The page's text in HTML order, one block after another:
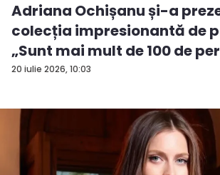
20 iulie 2026, 10:03
Adriana Ochișanu și-a
colecția impresionantă de
„Sunt mai mult de 100 de
VID...